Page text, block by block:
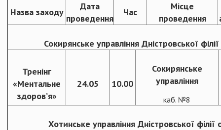
Назва заходу
Дата
проведення
Час
Місце
проведення
Сокирянське управління Дністровської
Тренінг
«Ментальне
здоров’я»
24.05 10.00
Сокирянське
управління
каб. №8
Хотинське управління Дністровської